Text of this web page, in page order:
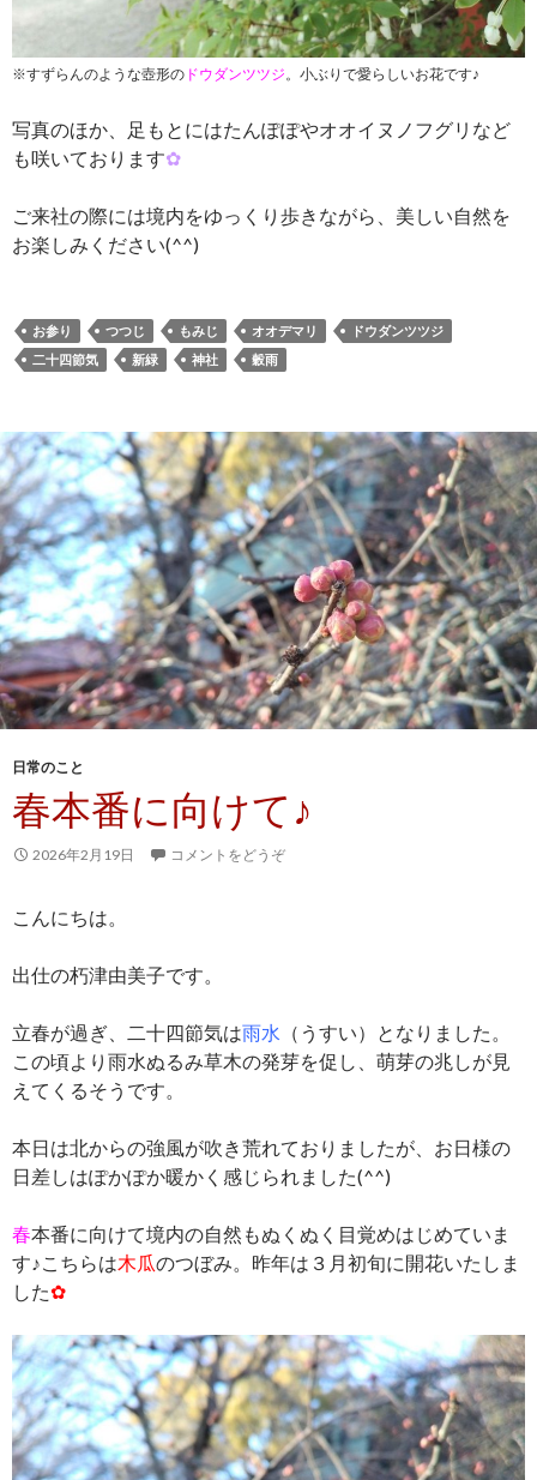
※すずらんのような壺形の ドウダンツツジ。小ぶりで愛らしいお花です♪
写真のほか、足もとにはたんぽぽやオオイヌノフグリなど
も咲いております✿
ご来社の際には境内をゆっくり歩きながら、美しい自然を
お楽しみください(^^)
お参り つつじ もみじ オオデマリ
ドウダンツツジ
二十四節気
新緑 神社 穀雨
日常のこと
春本番に向けて♪
2026年2月19日 コメントをどうぞ
こんにちは。
出仕の朽津由美子です。
立春が過ぎ、二十四節気は雨水 （うすい）となりました。
この頃より雨水ぬるみ草木の発芽を促し、萌芽の兆しが見
えてくるそうです。
本日は北からの強風が吹き荒れておりましたが、お日様の
日差しはぽかぽか暖かく感じられました(^^)
春本番に向けて境内の自然もぬくぬく目覚めはじめていま
す♪こちらは木瓜のつぼみ。昨年は３月初旬に開花いたしま
した✿